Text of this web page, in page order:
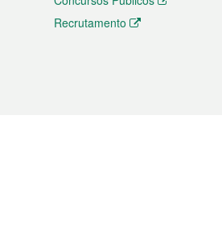
Recrutamento